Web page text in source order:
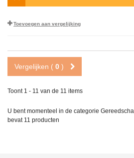
Toevoegen aan vergelijking
Vergelijken ( 0 )
Toont 1 - 11 van de 11 items
U bent momenteel in de categorie
bevat 11 producten